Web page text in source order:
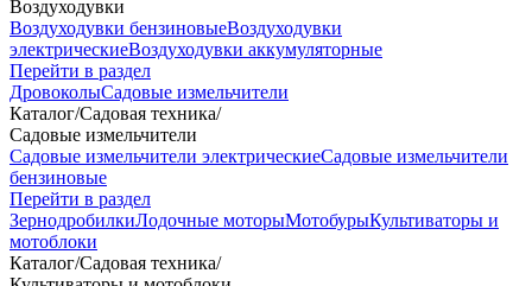
Воздуходувки
Воздуходувки бензиновыеВоздуходувки
электрическиеВоздуходувки аккумуляторные
Перейти в раздел
ДровоколыСадовые измельчители
Каталог/Садовая техника/
Садовые измельчители
Садовые измельчители электрическиеСадовые измельчители
бензиновые
Перейти в раздел
ЗернодробилкиЛодочные моторыМотобурыКультиваторы и
мотоблоки
Каталог/Садовая техника/